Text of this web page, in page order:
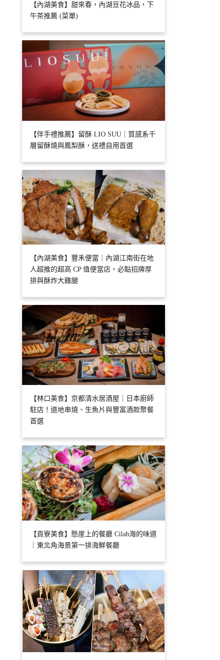
【內湖美食】甜來春，內湖豆花冰品，下
午茶推薦 (菜單)
【伴手禮推薦】留酥 LIO SUU｜質感系千
層留酥燒與鳳梨酥，送禮自用首選
【內湖美食】豐禾便當｜內湖江南街在地
人超推的超高 CP 值便當店，必點招牌厚
排與酥炸大雞腿
【林口美食】京都清水居酒屋｜日本廚師
駐店！道地串燒、生魚片與豐富酒款聚餐
首選
【貢寮美食】懸崖上的餐廳 Cilah海的味道
｜東北角海景第一排海鮮餐廳